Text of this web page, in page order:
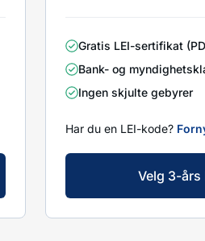
Gratis LEI-sertifikat
Bank- og
Ingen skjulte gebyrer
Har du en LEI-kode?
Velg 3-års